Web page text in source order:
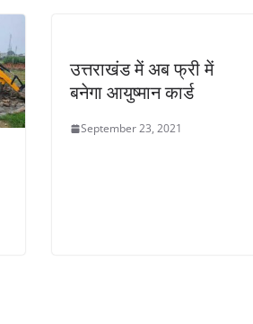
उत्तराखंड में अब फ्री में
बनेगा आयुष्मान कार्ड
September 23, 2021